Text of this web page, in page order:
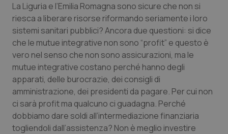
Quotidiano Oncologia
Quotidiano Pediatria
Rene & patologie urogenitali
Salute orale & impianti
Sangue & coagulazione
La Liguria e l’Emilia Romagna sono sicure che non si
riesca a liberare risorse riformando seriamente i loro
sistemi sanitari pubblici? Ancora due questioni: si dice
che le mutue integrative non sono “profit” e questo è
vero nel senso che non sono assicurazioni, ma le
mutue integrative costano perché hanno degli
apparati, delle burocrazie, dei consigli di
amministrazione, dei presidenti da pagare. Per cui non
ci sarà profit ma qualcuno ci guadagna. Perché
dobbiamo dare soldi all’intermediazione finanziaria
togliendoli dall’assistenza? Non è meglio investire